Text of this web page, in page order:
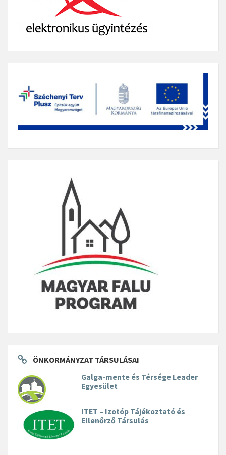
ÖNKORMÁNYZAT TÁRSULÁSAI
Galga-mente és Térsége Leader
Egyesület
ITET – Izotóp Tájékoztató és
Ellenőrző Társulás